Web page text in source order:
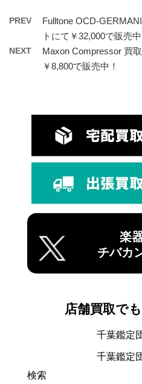
PREV
Fulltone OCD-
トにて￥32,000で販売中
NEXT
Maxon Compressor 買
￥8,800で販売中！
楽
チバカ
店舗買取で
千葉鑑定
千葉鑑定
検索